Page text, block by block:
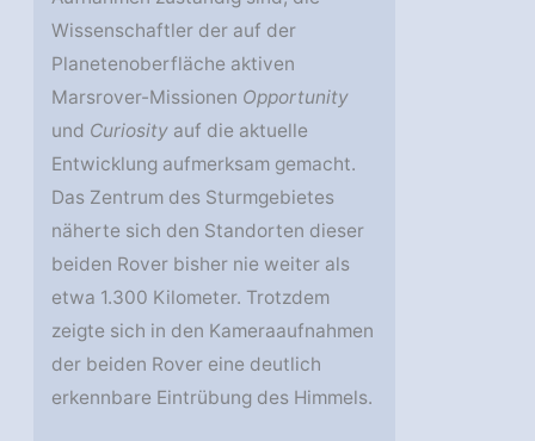
Wissenschaftler der auf der
Planetenoberfläche aktiven
Marsrover-Missionen Opportunity
und Curiosity auf die aktuelle
Entwicklung aufmerksam gemacht.
Das Zentrum des Sturmgebietes
näherte sich den Standorten dieser
beiden Rover bisher nie weiter als
etwa 1.300 Kilometer. Trotzdem
zeigte sich in den Kameraaufnahmen
der beiden Rover eine deutlich
erkennbare Eintrübung des Himmels.